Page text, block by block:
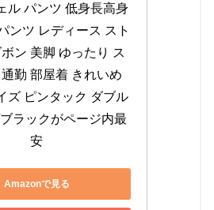
ル パンツ 低身長高身
ンツ レディース スト
ン 美脚 ゆったり ス
勤 部屋着 きれいめ
ズ ピンタック ダブル
ラックがページ内最
安
Amazonで見る